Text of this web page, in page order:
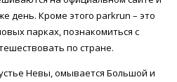
день. Кроме этого parkrun – это
парках, познакомиться с
по стране.
Невы, омывается Большой и